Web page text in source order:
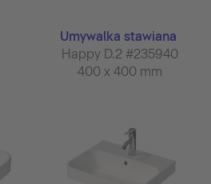
Umywalka stawiana
Happy D.2 #235940
400 x 400 mm